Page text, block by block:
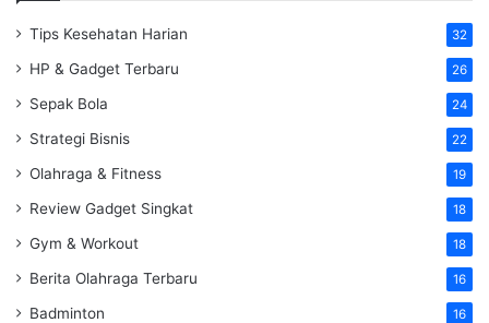
Tips Kesehatan Harian 32
HP & Gadget Terbaru 26
Sepak Bola 24
Strategi Bisnis 22
Olahraga & Fitness 19
Review Gadget Singkat 18
Gym & Workout 18
Berita Olahraga Terbaru 16
Badminton 16